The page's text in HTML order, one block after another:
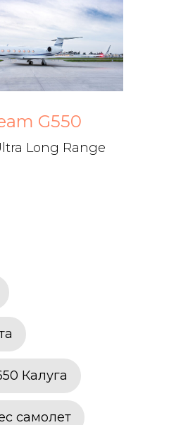
G550
Long Range
Калуга
самолет